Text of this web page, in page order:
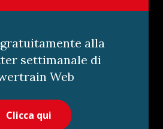
alla
settimanale di
Web
Clicca qui